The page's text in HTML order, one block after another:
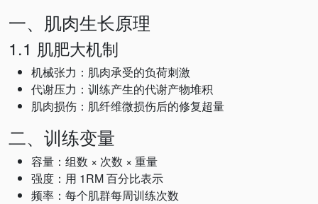
一、肌肉生长原理
1.1 肌肥大机制
机械张力：肌肉承受的负荷刺激
代谢压力：训练产生的代谢产物堆积
肌肉损伤：肌纤维微损伤后的修复超量
二、训练变量
容量：组数 × 次数 × 重量
强度：用 1RM 百分比表示
频率：每个肌群每周训练次数